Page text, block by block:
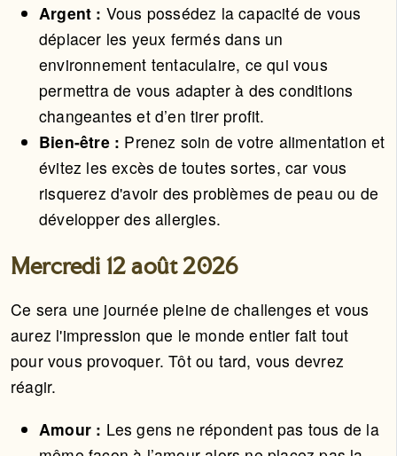
Argent : Vous possédez la capacité de vous
déplacer les yeux fermés dans un
environnement tentaculaire, ce qui vous
permettra de vous adapter à des conditions
changeantes et d’en tirer profit.
Bien-être : Prenez soin de votre alimentation et
évitez les excès de toutes sortes, car vous
risquerez d'avoir des problèmes de peau ou de
développer des allergies.
Mercredi 12 août 2026
Ce sera une journée pleine de challenges et vous
aurez l'impression que le monde entier fait tout
pour vous provoquer. Tôt ou tard, vous devrez
réagir.
Amour : Les gens ne répondent pas tous de la